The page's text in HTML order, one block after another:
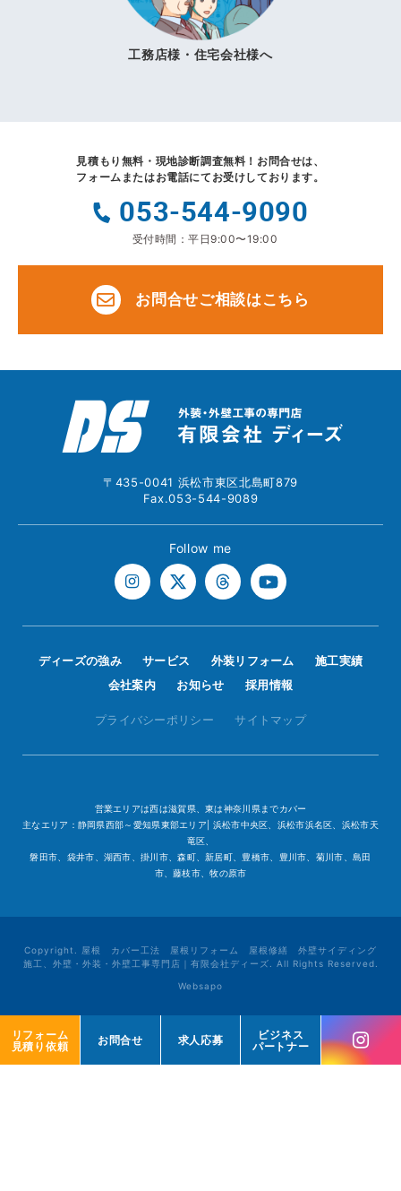
リフォーム
見積り依頼
お問合せ 求人応募
ビジネス
パートナー
リフォーム
見積り依頼
お問合せ 求人応募
ビジネス
パートナー
工務店様・住宅会社様へ
見積もり無料・現地診断調査無料！ お問合せは、
フォームまたはお電話にてお受けしております。
053-544-9090
受付時間：平日9:00〜19:00
お問合せご相談はこちら
〒435-0041 浜松市東区北島町879
Fax.053-544-9089
Follow me
ディーズの強み サービス 外装リフォーム
施工実績
会社案内
お知らせ 採用情報
プライバシーポリシー サイトマップ
営業エリアは西は滋賀県、東は神奈川県までカバー
主なエリア：静岡県西部～愛知県東部エリア| 浜松市中央区、浜松市浜名区、浜松市天
竜区、
磐田市、袋井市、湖西市、掛川市、森町、新居町、豊橋市、豊川市、菊川市、島田
市、藤枝市、牧の原市
Copyright. 屋根 カバー工法 屋根リフォーム 屋根修繕 外壁サイディング
施工、外壁・外装・外壁工事専門店｜有限会社ディーズ. All Rights Reserved.
Websapo